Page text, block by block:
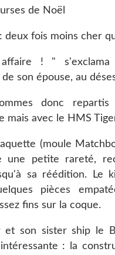
deux fois moins cher
! " s'exclama
de son épouse, au
donc
mais avec le HMS
(moule
une petite rareté,
sa réédition. Le
pièces
fins sur la coque.
et son sister ship le
: la